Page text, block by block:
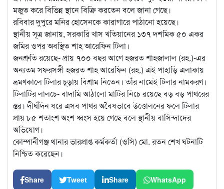
মজুত করে বিভিন্ন স্থানে বিক্রি করতেন বলে জানা গেছে।
রবিবার দুপুরে মনির হোসেনকে কারাগারে পাঠানো হয়েছে।
স্থানীয় সূত্র জানায়, সরকারি খাস খতিয়ানের ১৩৭ দশমিক ৫০ একর
জমির ওপর অবস্থিত শাহ আরেফিন টিলা।
জনশ্রুতি রয়েছে- প্রায় ৭০০ বছর আগে হজরত শাহজালাল (রহ.)-এর
অন্যতম সফরসঙ্গী হজরত শাহ আরেফিন (রহ.) এই পাহাড়ি এলাকায়
ভ্রমণকালে টিলার চূড়ায় বিশ্রাম নিতেন। তাঁর নামেই টিলার নামকরণ।
টিলাটির লালচে- বাদামি আঠালো মাটির নিচে রয়েছে বড় বড় পাথরের
স্তর। দীর্ঘদিন ধরে এসব পাথর অবৈধভাবে উত্তোলনের ফলে টিলার
প্রায় ৮৫ শতাংশ অংশ ধ্বংস হয়ে গেছে বলে স্থানীয় বাসিন্দাদের
অভিযোগ।
কোম্পানীগঞ্জ থানার ভারপ্রাপ্ত কর্মকর্তা (ওসি) মো. রতন শেখ ঘটনাটি
নিশ্চিত করেছেন।
Share Tweet Share WhatsApp